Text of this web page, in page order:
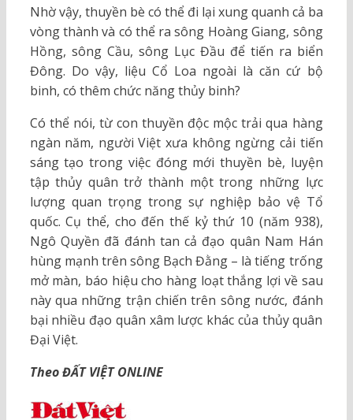
Nhờ vậy, thuyền bè có thể đi lại xung quanh cả ba
vòng thành và có thể ra sông Hoàng Giang, sông
Hồng, sông Cầu, sông Lục Đầu để tiến ra biển
Đông. Do vậy, liệu Cổ Loa ngoài là căn cứ bộ
binh, có thêm chức năng thủy binh?
Có thể nói, từ con thuyền độc mộc trải qua hàng
ngàn năm, người Việt xưa không ngừng cải tiến
sáng tạo trong việc đóng mới thuyền bè, luyện
tập thủy quân trở thành một trong những lực
lượng quan trọng trong sự nghiệp bảo vệ Tổ
quốc. Cụ thể, cho đến thế kỷ thứ 10 (năm 938),
Ngô Quyền đã đánh tan cả đạo quân Nam Hán
hùng mạnh trên sông Bạch Đằng – là tiếng trống
mở màn, báo hiệu cho hàng loạt thắng lợi về sau
này qua những trận chiến trên sông nước, đánh
bại nhiều đạo quân xâm lược khác của thủy quân
Đại Việt.
Theo ĐẤT VIỆT ONLINE